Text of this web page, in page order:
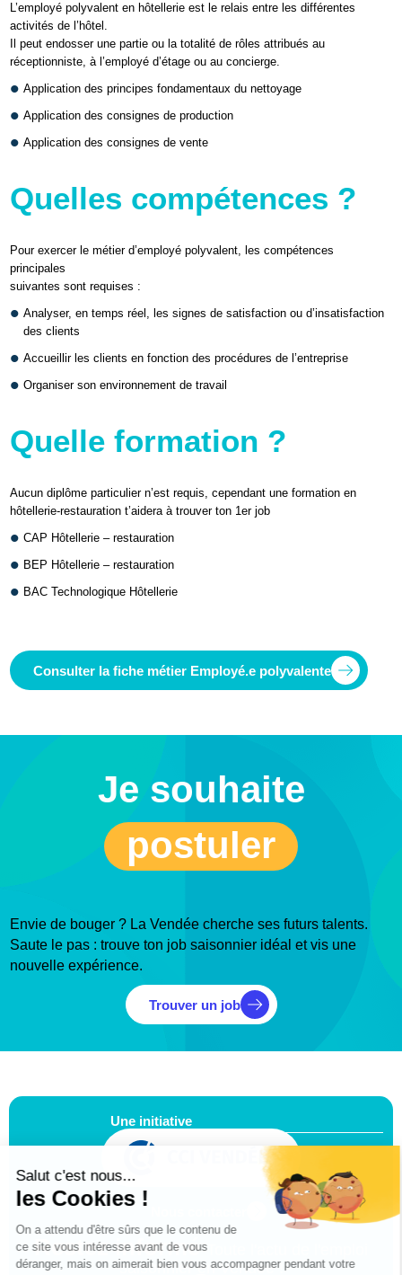
L’employé polyvalent en hôtellerie est le relais entre les différentes
activités de l’hôtel.
Il peut endosser une partie ou la totalité de rôles attribués au
réceptionniste, à l’employé d’étage ou au concierge.
Application des principes fondamentaux du nettoyage
Application des consignes de production
Application des consignes de vente
Quelles compétences ?
Pour exercer le métier d’employé polyvalent, les compétences
principales
suivantes sont requises :
Analyser, en temps réel, les signes de satisfaction ou d’insatisfaction
des clients
Accueillir les clients en fonction des procédures de l’entreprise
Organiser son environnement de travail
Quelle formation ?
Aucun diplôme particulier n’est requis, cependant une formation en
hôtellerie-restauration t’aidera à trouver ton 1er job
CAP Hôtellerie – restauration
BEP Hôtellerie – restauration
BAC Technologique Hôtellerie
Consulter la fiche métier Employé.e polyvalente
Je souhaite
postuler
Envie de bouger ? La Vendée cherche ses futurs talents.
Saute le pas : trouve ton job saisonnier idéal et vis une
nouvelle expérience.
Trouver un job
Une initiative
Restez informéToute l'actu de l'emploi
saisonnier en Vendée !